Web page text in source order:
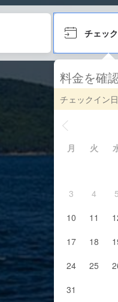
料金を確
チェックイン
月 火
3
4 5
10
11
17
18
24
25
31